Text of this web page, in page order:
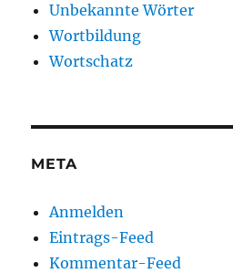
Unbekannte Wörter
Wortbildung
Wortschatz
META
Anmelden
Eintrags-Feed
Kommentar-Feed